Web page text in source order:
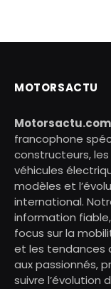
MOTORSACTU
Motorsactu.com
francophone
constructeurs,
véhicules
modèles et
international.
information
focus sur la
et les tendances
aux passionnés,
suivre l’évolution